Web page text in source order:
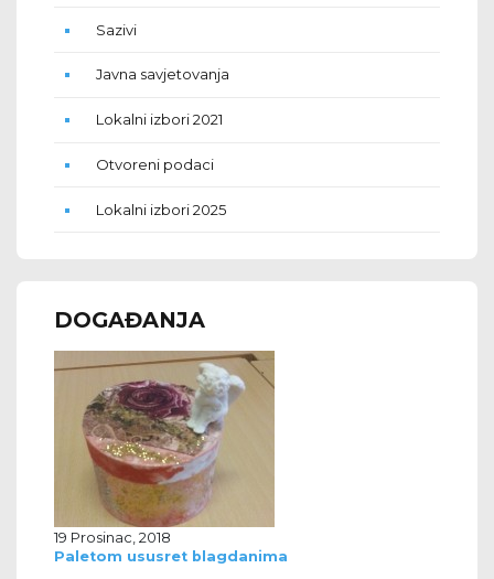
Sazivi
Javna savjetovanja
Lokalni izbori 2021
Otvoreni podaci
Lokalni izbori 2025
DOGAĐANJA
19 Prosinac, 2018
Paletom ususret blagdanima